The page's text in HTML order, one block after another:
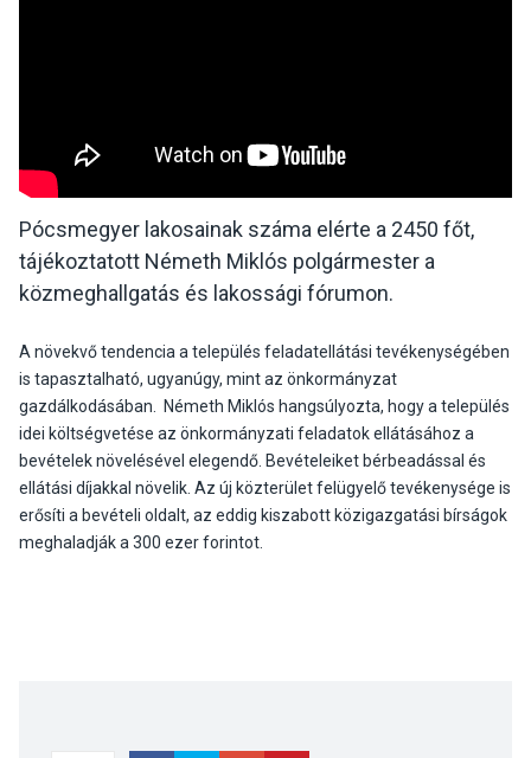
Pócsmegyer lakosainak száma elérte a 2450 főt,
tájékoztatott Németh Miklós polgármester a
közmeghallgatás és lakossági fórumon.
A növekvő tendencia a település feladatellátási tevékenységében
is tapasztalható, ugyanúgy, mint az önkormányzat
gazdálkodásában. Németh Miklós hangsúlyozta, hogy a település
idei költségvetése az önkormányzati feladatok ellátásához a
bevételek növelésével elegendő. Bevételeiket bérbeadással és
ellátási díjakkal növelik. Az új közterület felügyelő tevékenysége is
erősíti a bevételi oldalt, az eddig kiszabott közigazgatási bírságok
meghaladják a 300 ezer forintot.